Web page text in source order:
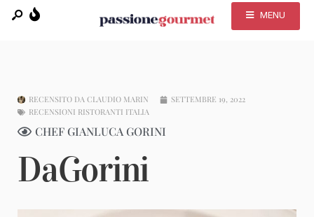
MENU
RECENSITO DA CLAUDIO MARIN
SETTEMBRE 19, 2022
RECENSIONI RISTORANTI ITALIA
CHEF GIANLUCA GORINI
DaGorini